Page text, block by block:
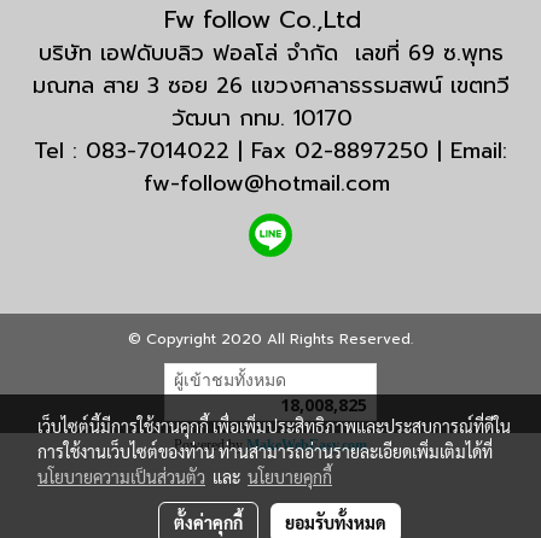
Fw follow Co.,Ltd
บริษัท เอฟดับบลิว ฟอลโล่ จำกัด เลขที่ 69 ซ.พุทธ
มณฑล สาย 3 ซอย 26 แขวงศาลาธรรมสพน์ เขตทวี
วัฒนา กทม. 10170
Tel : 083-7014022 | Fax 02-8897250 | Email:
fw-follow@hotmail.com
© Copyright 2020 All Rights Reserved.
ผู้เข้าชมวันนี้
Powered byMakeWebEasy.com
เว็บไซต์นี้มีการใช้งานคุกกี้ เพื่อเพิ่มประสิทธิภาพและประสบการณ์ที่ดีใน
การใช้งานเว็บไซต์ของท่าน ท่านสามารถอ่านรายละเอียดเพิ่มเติมได้ที่
นโยบายความเป็นส่วนตัว และ นโยบายคุกกี้
ตั้งค่าคุกกี้ ยอมรับทั้งหมด